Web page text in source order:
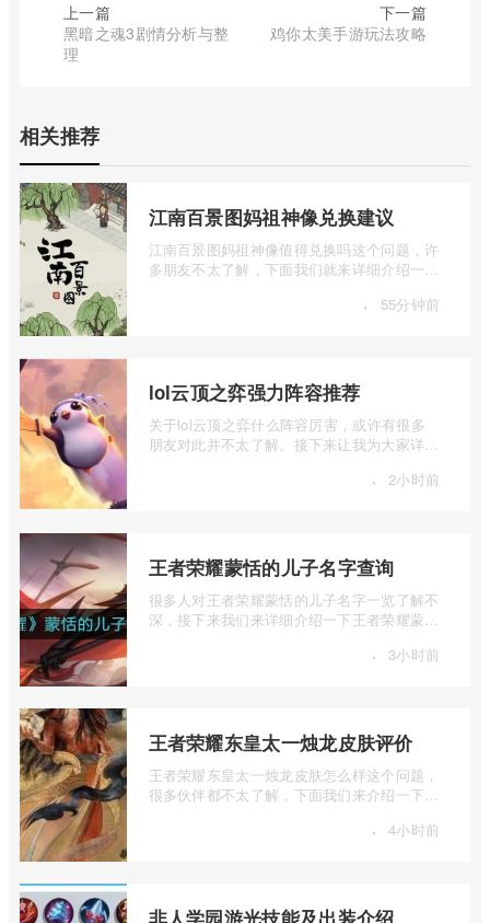
上一篇
黑暗之魂3剧情分析与整
理
下一篇
鸡你太美手游玩法攻略
相关推荐
江南百景图妈祖神像兑换建议
江南百景图妈祖神像值得兑换吗这个问题，许
多朋友不太了解，下面我们就来详细介绍一下
· 55分钟前
lol云顶之弈强力阵容推荐
关于lol云顶之弈什么阵容厉害，或许有很多
朋友对此并不太了解。接下来让我为大家详细
· 2小时前
王者荣耀蒙恬的儿子名字查询
很多人对王者荣耀蒙恬的儿子名字一览了解不
深，接下来我们来详细介绍一下王者荣耀蒙恬
· 3小时前
王者荣耀东皇太一烛龙皮肤评价
王者荣耀东皇太一烛龙皮肤怎么样这个问题，
很多伙伴都不太了解，下面我们来介绍一下王
· 4小时前